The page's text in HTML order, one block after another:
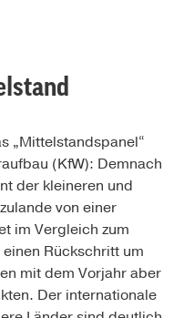
„Mittelstandspanel“
(KfW): Demnach
der kleineren und
von einer
im Vergleich zum
Rückschritt um
mit dem Vorjahr aber
Der internationale